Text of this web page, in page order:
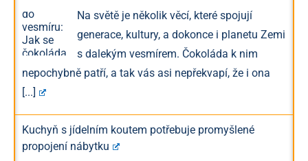
Na světě je několik věcí, které spojují
generace, kultury, a dokonce i planetu Zemi
s dalekým vesmírem. Čokoláda k nim
nepochybně patří, a tak vás asi nepřekvapí, že i ona
[...]
Kuchyň s jídelním koutem potřebuje promyšlené
propojení nábytku